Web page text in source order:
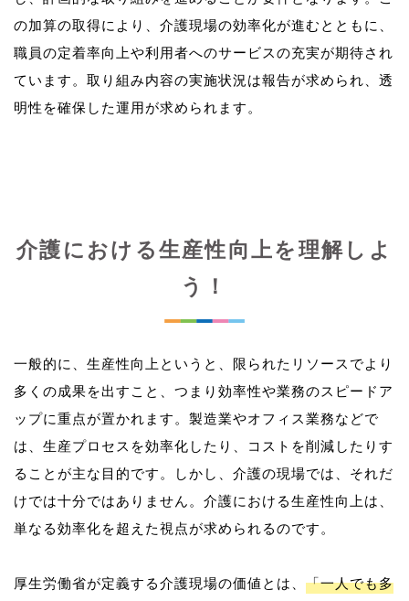
の加算の取得により、介護現場の効率化が進むとともに、
職員の定着率向上や利用者へのサービスの充実が期待され
ています。取り組み内容の実施状況は報告が求められ、透
介護における生産性向上を理解しよ
う！
一般的に、生産性向上というと、限られたリソースでより
多くの成果を出すこと、つまり効率性や業務のスピードア
ップに重点が置かれます。製造業やオフィス業務などで
は、生産プロセスを効率化したり、コストを削減したりす
ることが主な目的です。しかし、介護の現場では、それだ
けでは十分ではありません。介護における生産性向上は、
単なる効率化を超えた視点が求められるのです。
厚生労働省が定義する介護現場の価値とは、 「一人でも多